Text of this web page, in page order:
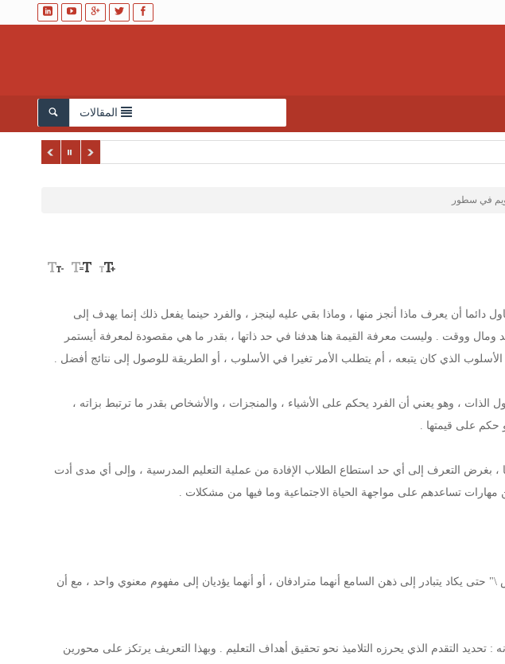
المقالات
في سطور
دائما أن يعرف ماذا أنجز منها ، وماذا بقي عليه لينجز ، والفرد حينما يفعل ذلك إنما يهدف إلى
ومال ووقت . وليست معرفة القيمة هنا هدفنا في حد ذاتها ، بقدر ما هي مقصودة لمعرفة أيستمر
الذي كان يتبعه ، أم يتطلب الأمر تغيرا في الأسلوب ، أو الطريقة للوصول إلى نتائج أفضل .
الذات ، وهو يعني أن الفرد يحكم على الأشياء ، والمنجزات ، والأشخاص بقدر ما ترتبط بزاته ،
حكم على قيمتها .
، بغرض التعرف إلى أي حد استطاع الطلاب الإفادة من عملية التعليم المدرسية ، وإلى أي مدى أدت
مهارات تساعدهم على مواجهة الحياة الاجتماعية وما فيها من مشكلات .
حتى يكاد يتبادر إلى ذهن السامع أنهما مترادفان ، أو أنهما يؤديان إلى مفهوم معنوي واحد ، مع أن
: تحديد التقدم الذي يحرزه التلاميذ نحو تحقيق أهداف التعليم . وبهذا التعريف يرتكز على محورين